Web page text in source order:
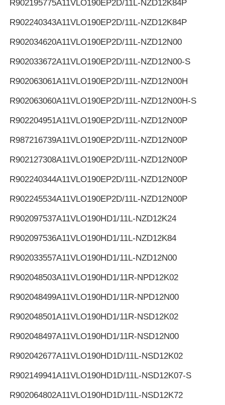
R902195775A11VLO190EP2D/11L-NZD12K84P
R902240343A11VLO190EP2D/11L-NZD12K84P
R902034620A11VLO190EP2D/11L-NZD12N00
R902033672A11VLO190EP2D/11L-NZD12N00-S
R902063061A11VLO190EP2D/11L-NZD12N00H
R902063060A11VLO190EP2D/11L-NZD12N00H-S
R902204951A11VLO190EP2D/11L-NZD12N00P
R987216739A11VLO190EP2D/11L-NZD12N00P
R902127308A11VLO190EP2D/11L-NZD12N00P
R902240344A11VLO190EP2D/11L-NZD12N00P
R902245534A11VLO190EP2D/11L-NZD12N00P
R902097537A11VLO190HD1/11L-NZD12K24
R902097536A11VLO190HD1/11L-NZD12K84
R902033557A11VLO190HD1/11L-NZD12N00
R902048503A11VLO190HD1/11R-NPD12K02
R902048499A11VLO190HD1/11R-NPD12N00
R902048501A11VLO190HD1/11R-NSD12K02
R902048497A11VLO190HD1/11R-NSD12N00
R902042677A11VLO190HD1D/11L-NSD12K02
R902149941A11VLO190HD1D/11L-NSD12K07-S
R902064802A11VLO190HD1D/11L-NSD12K72